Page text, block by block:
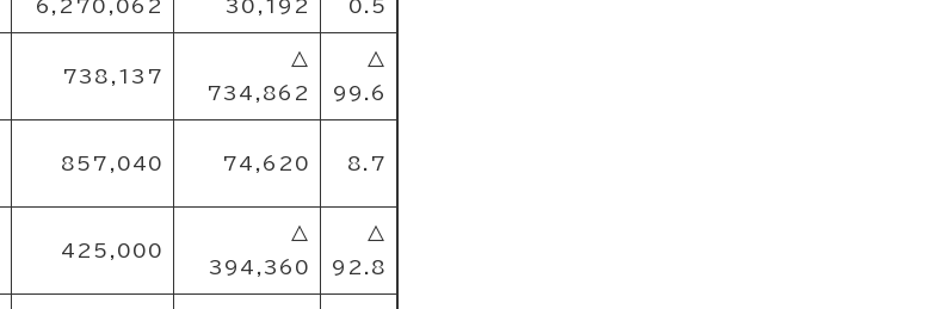
6,270,062 30,192 0.5
738,137
△
734,862
△
99.6
857,040 74,620 8.7
425,000
△
394,360
△
92.8